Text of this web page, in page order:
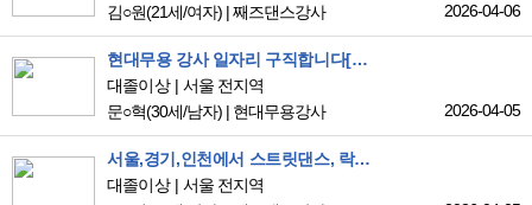
김○원(21세/여자) |째즈댄스강사 2026-04-06
현대무용 강사 일자리 구직합니다[즉흥, 움직임]
대졸이상
서울 전지역
문○혁(30세/남자) | 현대무용강사 2026-04-05
서울,경기,인천에서 스트릿댄스, 락킹댄스 강사로 구하고 있습니다
대졸이상
서울 전지역